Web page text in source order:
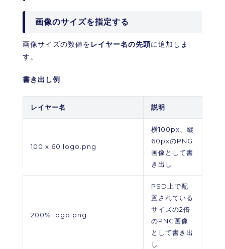
画像のサイズを指定する
画像サイズの数値を レイヤー名の先頭に追加しま
す。
書き出し例
レイヤー名 説明
100 x 60 logo.png
横100px、縦
60pxのPNG
画像として書
き出し
200% logo.png
PSD上で配
置されている
サイズの2倍
のPNG画像
として書き出
し